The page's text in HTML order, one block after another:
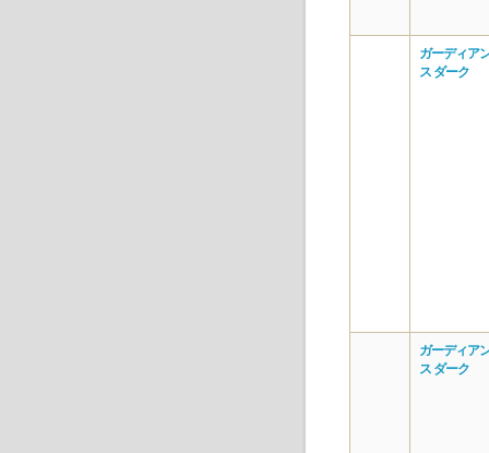
ガーディア
ス ダーク
ガーディア
ス ダーク